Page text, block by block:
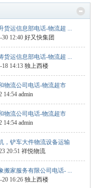
货运信息部电话-物流超 ...
30 12:40 好又快集团
货运信息部电话-物流超 ...
18 14:13 独上西楼
物流公司电话-物流超市
14:54 admin
物流公司电话-物流超市
14:54 admin
，铲车大件物流设备运输
20:51 祥悦物流
搬家服务有限公司电话- ...
20 16:26 独上西楼